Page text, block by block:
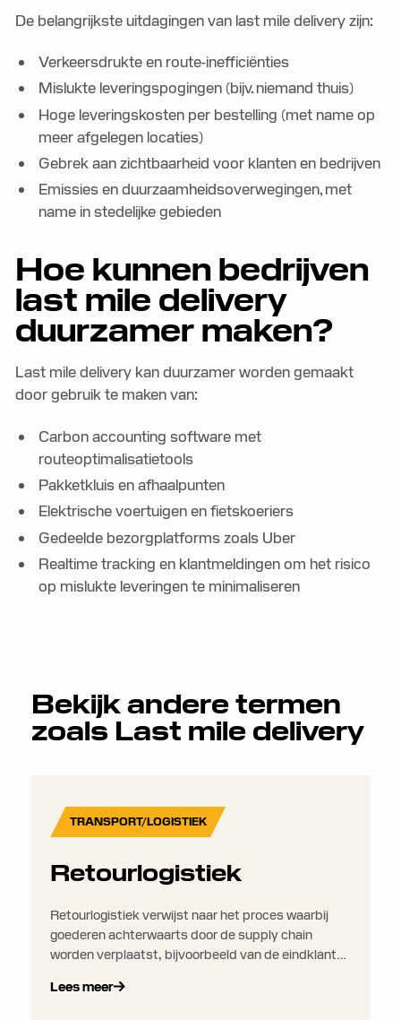
De belangrijkste uitdagingen van last mile delivery zijn:
Verkeersdrukte en route-inefficiënties
Mislukte leveringspogingen (bijv. niemand thuis)
Hoge leveringskosten per bestelling (met name op
meer afgelegen locaties)
Gebrek aan zichtbaarheid voor klanten en bedrijven
Emissies en duurzaamheidsoverwegingen, met
name in stedelijke gebieden
Hoe kunnen bedrijven
last mile delivery
duurzamer maken?
Last mile delivery kan duurzamer worden gemaakt
door gebruik te maken van:
Carbon accounting software met
routeoptimalisatietools
Pakketkluis en afhaalpunten
Elektrische voertuigen en fietskoeriers
Gedeelde bezorgplatforms zoals Uber
Realtime tracking en klantmeldingen om het risico
op mislukte leveringen te minimaliseren
Bekijk andere termen
zoals Last mile delivery
TRANSPORT/LOGISTIEK
Retourlogistiek
Retourlogistiek verwijst naar het proces waarbij
goederen achterwaarts door de supply chain
worden verplaatst, bijvoorbeeld van de eindklant
omvat doorgaans retouren, reparaties, recycling,
Lees meer